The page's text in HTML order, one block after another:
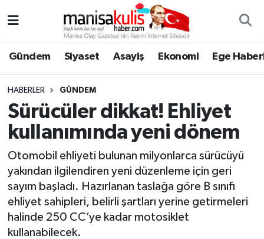
Gündem Siyaset Asayiş Ekonomi Ege
HABERLER GÜNDEM
Sürücüler dikkat! Ehliyet
kullanımında yeni dönem
Otomobil ehliyeti bulunan milyonlarca sürücüyü
yakından ilgilendiren yeni düzenleme için geri
sayım başladı. Hazırlanan taslağa göre B sınıfı
ehliyet sahipleri, belirli şartları yerine getirmeleri
halinde 250 CC’ye kadar motosiklet
kullanabilecek.
Ege Haberleri
Ekonomi
Genel
Gündem
Resmi İlan
Yunusemre Hava Durumu
Yunusemre Trafik Yoğunluk Haritası
Süper Lig Puan Durumu ve Fikstür
Tüm Manşetler
Son Dakika Haberleri